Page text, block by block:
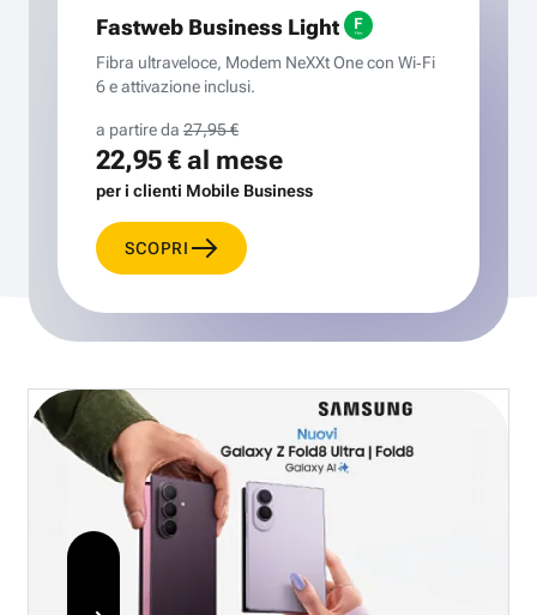
Fastweb Business Light
Fibra ultraveloce, Modem NeXXt One con Wi‑Fi
6 e attivazione inclusi.
a partire da 27,95 €
22,95 €al mese
per i clienti Mobile Business
SCOPRI